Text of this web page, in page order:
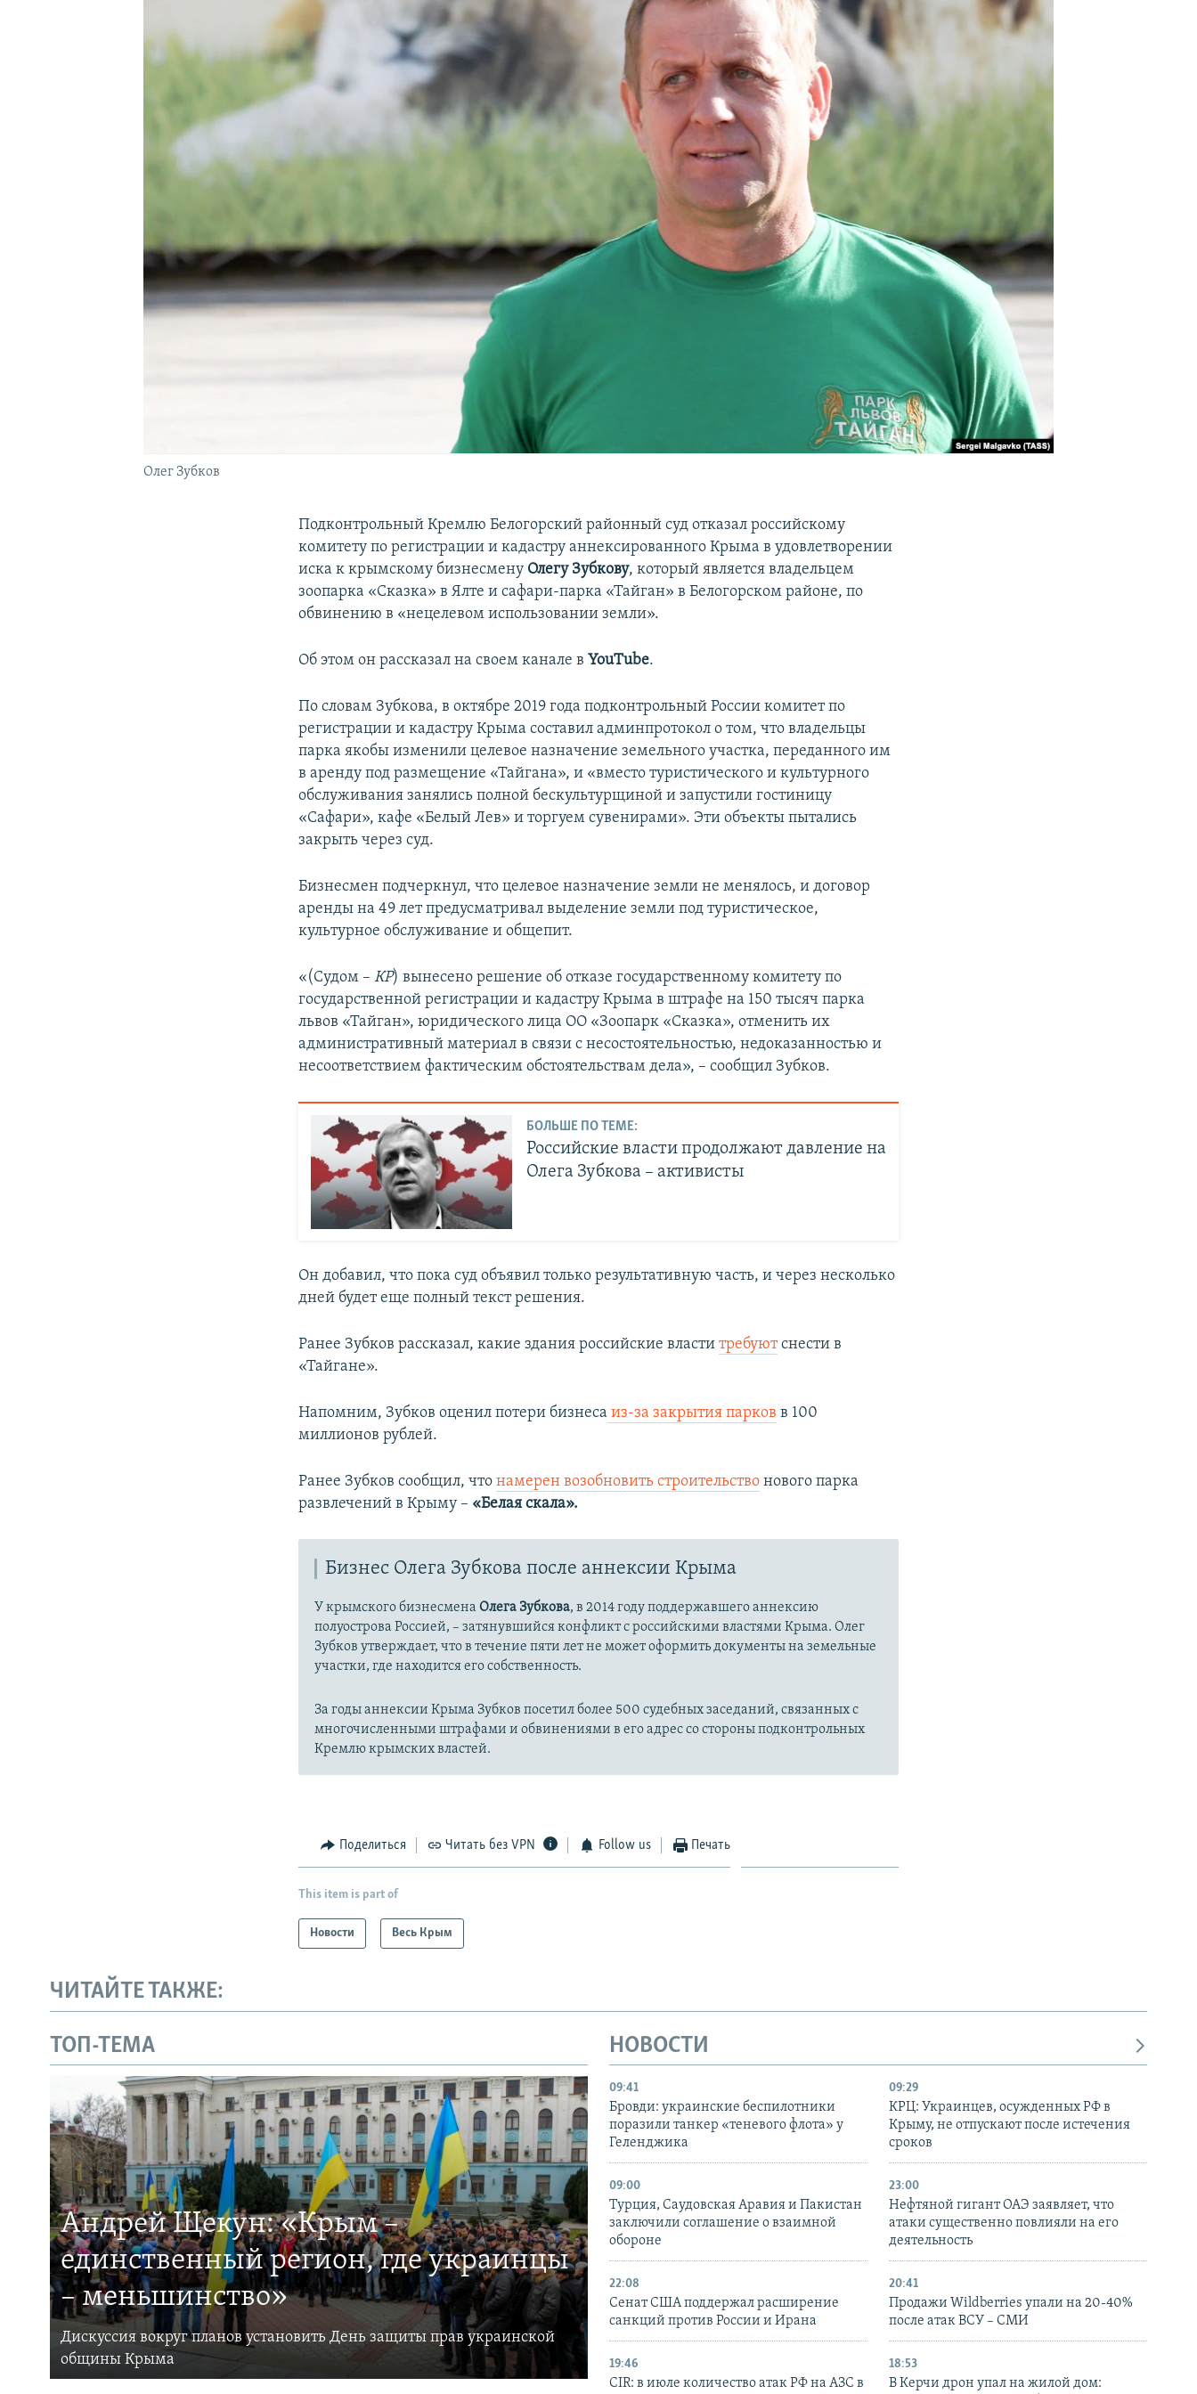
Олег Зубков
Подконтрольный Кремлю Белогорский районный суд отказал российскому
комитету по регистрации и кадастру аннексированного Крыма в удовлетворении
иска к крымскому бизнесмену Олегу Зубкову, который является владельцем
зоопарка «Сказка» в Ялте и сафари-парка «Тайган» в Белогорском районе, по
обвинению в «нецелевом использовании земли».
Об этом он рассказал на своем канале вYouTube.
По словам Зубкова, в октябре 2019 года подконтрольный России комитет по
регистрации и кадастру Крыма составил админпротокол о том, что владельцы
парка якобы изменили целевое назначение земельного участка, переданного им
в аренду под размещение «Тайгана», и «вместо туристического и культурного
обслуживания занялись полной бескультурщиной и запустили гостиницу
«Сафари», кафе «Белый Лев» и торгуем сувенирами». Эти объекты пытались
закрыть через суд.
Бизнесмен подчеркнул, что целевое назначение земли не менялось, и договор
аренды на 49 лет предусматривал выделение земли под туристическое,
культурное обслуживание и общепит.
«(Судом –КР) вынесено решение об отказе государственному комитету по
государственной регистрации и кадастру Крыма в штрафе на 150 тысяч парка
львов «Тайган», юридического лица ОО «Зоопарк «Сказка», отменить их
административный материал в связи с несостоятельностью, недоказанностью и
несоответствием фактическим обстоятельствам дела», – сообщил Зубков.
БОЛЬШЕ ПО ТЕМЕ:
Российские власти продолжают давление на
Олега Зубкова – активисты
Он добавил, что пока суд объявил только результативную часть, и через несколько
дней будет еще полный текст решения.
Ранее Зубков рассказал, какие здания российские властитребуютснести в
«Тайгане».
Напомним, Зубков оценил потери бизнеса из-за закрытия парков в 100
миллионов рублей.
Ранее Зубков сообщил, чтонамерен возобновить строительство нового парка
развлечений в Крыму – «Белая скала».
Бизнес Олега Зубкова после аннексии Крыма
У крымского бизнесмена Олега Зубкова, в 2014 году поддержавшего аннексию
полуострова Россией, – затянувшийся конфликт с российскими властями Крыма. Олег
Зубков утверждает, что в течение пяти лет не может оформить документы на земельные
участки, где находится его собственность.
За годы аннексии Крыма Зубков посетил более 500 судебных заседаний, связанных с
многочисленными штрафами и обвинениями в его адрес со стороны подконтрольных
Кремлю крымских властей.
Поделиться Читать без VPN Follow us Печать
This item is part of
Новости Весь Крым
ЧИТАЙТЕ ТАКЖЕ:
ТОП-ТЕМА
Андрей Щекун: «Крым –
единственный регион, где украинцы
– меньшинство»
Дискуссия вокруг планов установить День защиты прав украинской
общины Крыма
НОВОСТИ
09:41
Бровди: украинские беспилотники
поразили танкер «теневого флота» у
Геленджика
09:29
КРЦ: Украинцев, осужденных РФ в
Крыму, не отпускают после истечения
сроков
09:00
Турция, Саудовская Аравия и Пакистан
заключили соглашение о взаимной
обороне
23:00
Нефтяной гигант ОАЭ заявляет, что
атаки существенно повлияли на его
деятельность
22:08
Сенат США поддержал расширение
санкций против России и Ирана
20:41
Продажи Wildberries упали на 20-40%
после атак ВСУ – СМИ
19:46
CIR: в июле количество атак РФ на АЗС в
18:53
В Керчи дрон упал на жилой дом: